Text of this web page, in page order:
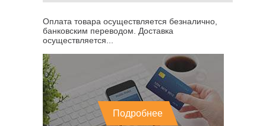
Оплата товара осуществляется безналично,
банковским переводом. Доставка
осуществляется...
Подробнее